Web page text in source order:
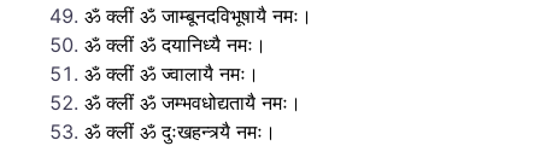
ॐ क्लीं ॐ जाम्बूनदविभूषायै नमः।
ॐ क्लीं ॐ दयानिध्यै नमः।
ॐ क्लीं ॐ ज्वालायै नमः।
ॐ क्लीं ॐ जम्भवधोद्यतायै नमः।
ॐ क्लीं ॐ दुःखहन्त्र्यै नमः।